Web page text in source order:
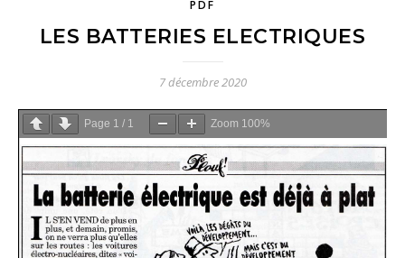
PDF
LES BATTERIES ELECTRIQUES
7 décembre 2020
Page 1 / 1 Zoom 100%